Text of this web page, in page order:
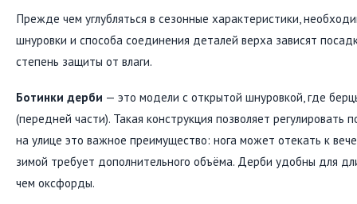
Прежде чем углубляться в сезонные характеристики,
шнуровки и способа соединения деталей верха зависят
степень защиты от влаги.
Ботинки дерби — это модели с открытой шнуровкой, где
(передней части). Такая конструкция позволяет
на улице это важное преимущество: нога может отекать к
зимой требует дополнительного объёма. Дерби удобны для
чем оксфорды.